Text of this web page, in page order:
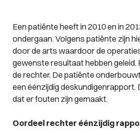
Een patiënte heeft in 2010 en in
ondergaan. Volgens patiënte zijn
door de arts waardoor de
gewenste resultaat hebben
de rechter. De patiënte
een éénzijdig deskundigenrapport.
dat er fouten zijn gemaakt.
Oordeel rechter éénzijdig